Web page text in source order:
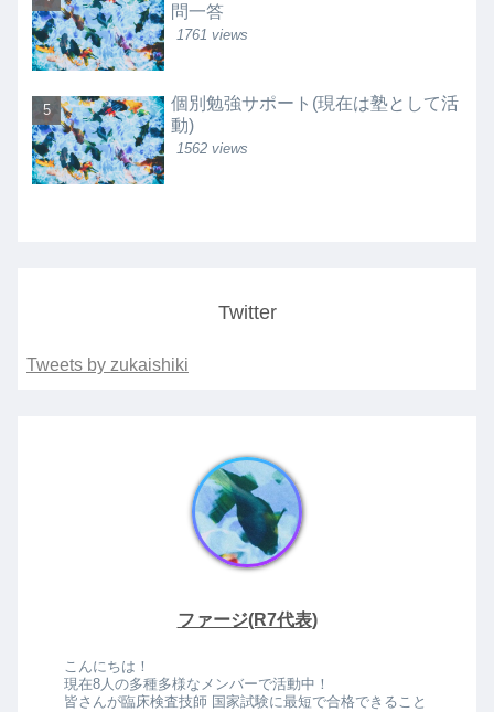
問一答
1761 views
個別勉強サポート(現在は塾として活
動)
1562 views
Twitter
Tweets by zukaishiki
ファージ(R7代表)
こんにちは！
現在8人の多種多様なメンバーで活動中！
皆さんが臨床検査技師 国家試験に最短で合格できること